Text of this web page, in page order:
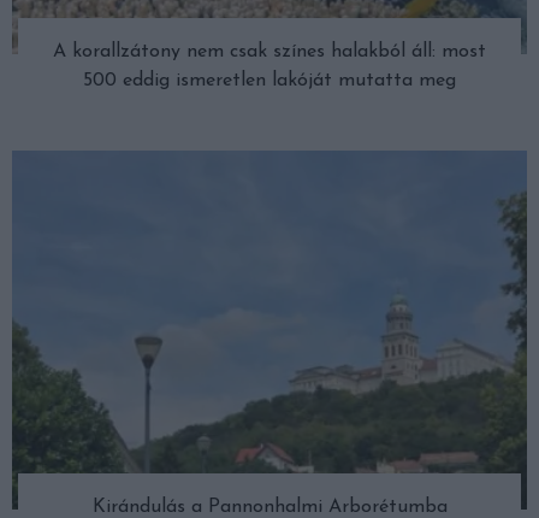
A korallzátony nem csak színes halakból áll: most
500 eddig ismeretlen lakóját mutatta meg
Kirándulás a Pannonhalmi Arborétumba